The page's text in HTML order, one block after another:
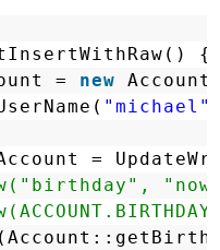
{
= new
"michael"
=